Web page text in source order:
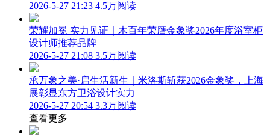
2026-5-27 21:23 4.5万阅读
荣耀加冕 实力见证｜木百年荣膺金象奖2026年度浴室柜
设计师推荐品牌
2026-5-27 21:08 3.5万阅读
承万象之美·启生活新生｜米洛斯斩获2026金象奖，上海
展彰显东方卫浴设计实力
2026-5-27 20:54 3.3万阅读
查看更多